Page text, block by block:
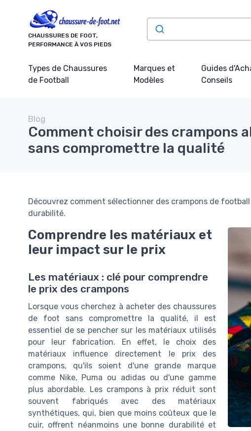
CHAUSSURES DE FOOT,
PERFORMANCE À VOS PIEDS
Types de Chaussures
de Football
Marques et
Modèles
Guides
Conseils
Blog
Comment choisir des crampons
sans compromettre la qualité
Découvrez comment sélectionner des crampons de
durabilité.
Comprendre les matériaux et
leur impact sur le prix
Les matériaux : clé pour comprendre
le prix des crampons
Lorsque vous cherchez à acheter des chaussures
de foot sans compromettre la qualité, il est
essentiel de se pencher sur les matériaux utilisés
pour leur fabrication. En effet, le choix des
matériaux influence directement le prix des
crampons, qu'ils soient d'une grande marque
comme Nike, Puma ou adidas ou d'une gamme
plus abordable. Les crampons à prix réduit sont
souvent fabriqués avec des matériaux
synthétiques, qui, bien que moins coûteux que le
cuir, offrent néanmoins une bonne durabilité et